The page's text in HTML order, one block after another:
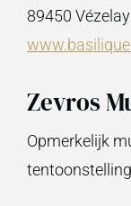
89450 Vézelay
Zevros
Opmerkelijk